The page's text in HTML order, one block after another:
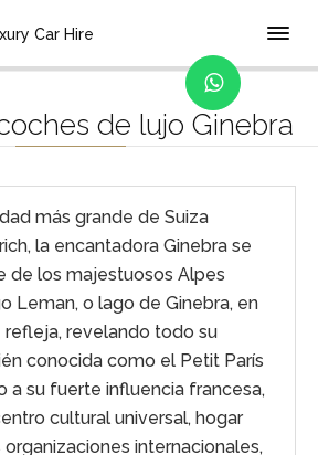
Car Hire
de lujo Ginebra
más grande de Suiza
la encantadora Ginebra se
de los majestuosos Alpes
Leman, o lago de Ginebra, en
refleja, revelando todo su
conocida como el Petit París
a su fuerte influencia francesa,
cultural universal, hogar
internacionales,